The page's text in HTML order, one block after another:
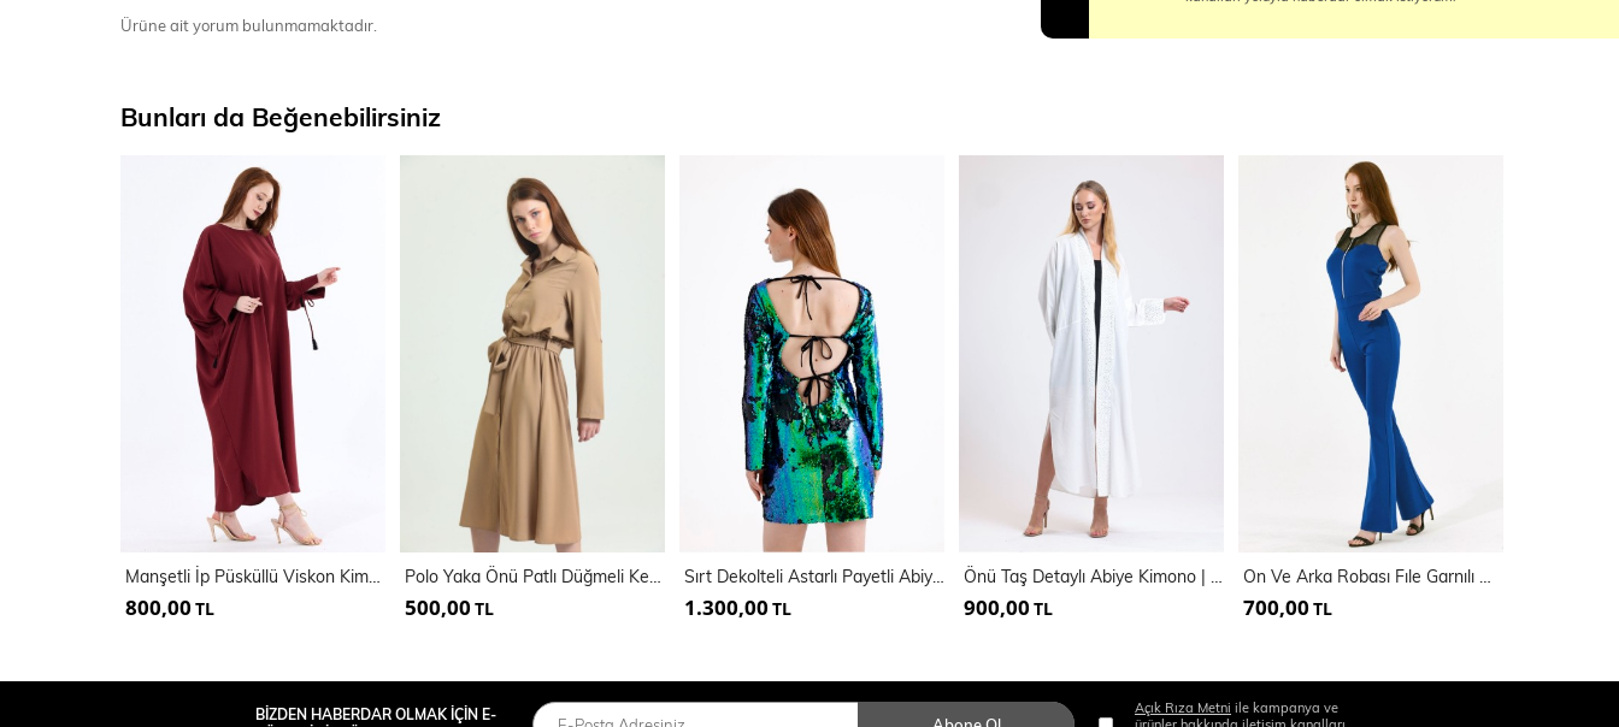
Ürüne ait yorum bulunmamaktadır.
Bunları da Beğenebilirsiniz
Manşetli İp Püsküllü Viskon Kimono | KMN35008
800,00 TL
Polo Yaka Önü Patlı Düğmeli Kemerli Uzun Kol Aerobin Elbise | Elb33577
500,00 TL
Sırt Dekolteli Astarlı Payetli Abiye Elbise | ELB35271
1.300,00 TL
Önü Taş Detaylı Abiye Kimono | Kmn34913
900,00 TL
On Ve Arka Robası Fıle Garnılı Onden Fermuarlı Tulum | Tlm14625
700,00 TL
BİZDEN HABERDAR OLMAK İÇİN E-
Açık Rıza Metni ile kampanya ve